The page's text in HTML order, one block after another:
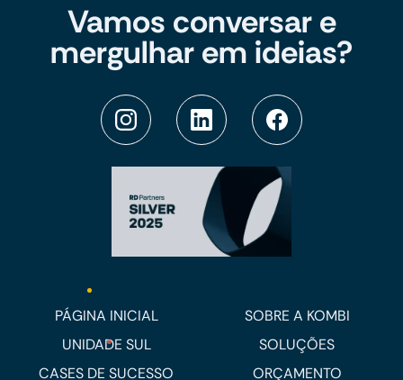
Vamos conversar e
mergulhar em ideias?
PÁGINA INICIAL
SOBRE A KOMBI
UNIDADE SUL
SOLUÇÕES
CASES DE SUCESSO
ORÇAMENTO